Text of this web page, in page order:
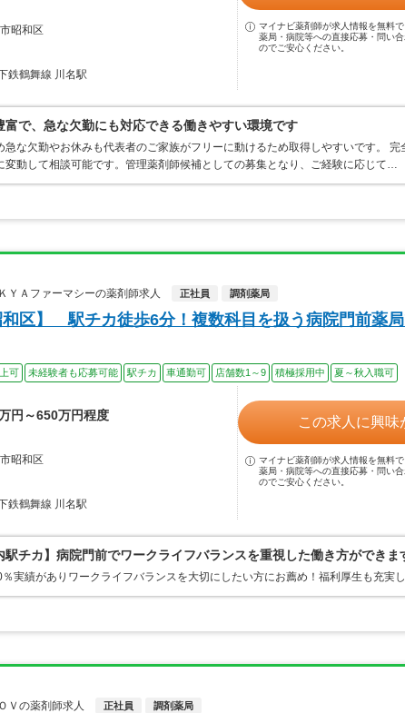
昭和区
鉄鶴舞線 川名駅
マイナビ薬剤師が求人情報を無料で
薬局・病院等への直接応募・問い
のでご安心ください。
富で、急な欠勤にも対応できる働きやすい環境です
急な欠勤やお休みも代表者のご家族がフリーに動けるため取得しやすいです。
変動して相談可能です。管理薬剤師候補としての募集となり、ご経験に応じて…
Ａファーマシーの薬剤師求人
正社員 調剤薬局
和区】 駅チカ徒歩6分！複数科目を扱う病院門前薬
可 未経験者も応募可能 駅チカ 車通勤可 店舗数1～9 積極採用中 夏～秋入職可
円～650万円程度
昭和区
鉄鶴舞線 川名駅
この求人に興味
マイナビ薬剤師が求人情報を無料で
薬局・病院等への直接応募・問い
のでご安心ください。
駅チカ】病院門前でワークライフバランスを重視した働き方ができま
実績がありワークライフバランスを大切にしたい方にお薦め！福利厚生も充実し
Ｖの薬剤師求人
正社員 調剤薬局